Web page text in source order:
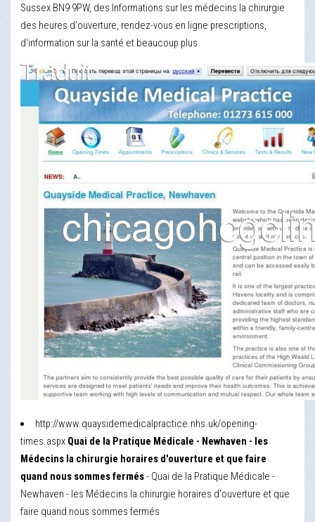
Sussex BN9 9PW, des Informations sur les médecins la chirurgie
des heures d'ouverture, rendez-vous en ligne prescriptions,
d'information sur la santé et beaucoup plus
http://www.quaysidemedicalpractice.nhs.uk/opening-
times.aspx Quai de la Pratique Médicale - Newhaven - les
Médecins la chirurgie horaires d'ouverture et que faire
quand nous sommes fermés- Quai de la Pratique Médicale -
Newhaven - les Médecins la chirurgie horaires d'ouverture et que
faire quand nous sommes fermés